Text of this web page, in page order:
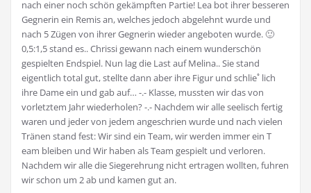
nach einer noch schön gekämpften Partie! Lea bot ihrer besseren
Gegnerin ein Remis an, welches jedoch abgelehnt wurde und
nach 5 Zügen von ihrer Gegnerin wieder angeboten wurde. 🙂
0,5:1,5 stand es.. Chrissi gewann nach einem wunderschön
gespielten Endspiel. Nun lag die Last auf Melina.. Sie stand
eigentlich total gut, stellte dann aber ihre Figur und schlieﾟlich
ihre Dame ein und gab auf… -.- Klasse, mussten wir das von
vorletztem Jahr wiederholen? -.- Nachdem wir alle seelisch fertig
waren und jeder von jedem angeschrien wurde und nach vielen
Tränen stand fest: Wir sind ein Team, wir werden immer ein T
eam bleiben und Wir haben als Team gespielt und verloren.
Nachdem wir alle die Siegerehrung nicht ertragen wollten, fuhren
wir schon um 2 ab und kamen gut an.